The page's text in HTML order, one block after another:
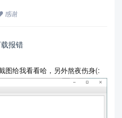
感谢
报错
图给我看看哈，另外熬夜伤身(: